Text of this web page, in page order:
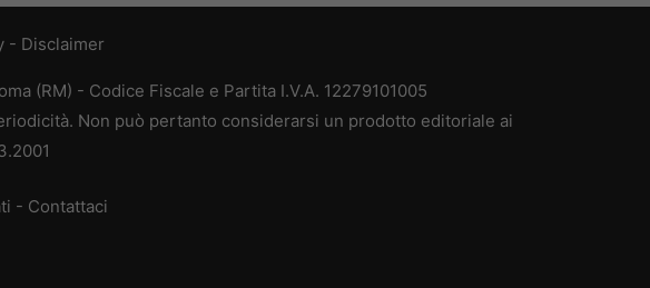
- Disclaimer
(RM) - Codice Fiscale e Partita I.V.A. 12279101005
Non può pertanto considerarsi un prodotto editoriale ai
- Contattaci